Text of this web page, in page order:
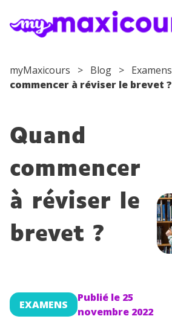
S'ABONNER
Par matière
Nos offres
myMaxicours > Blog > Examens
commencer à réviser le brevet ?
Quand
commencer
à réviser le
brevet ?
EXAMENS
Publié le 25
novembre 2022